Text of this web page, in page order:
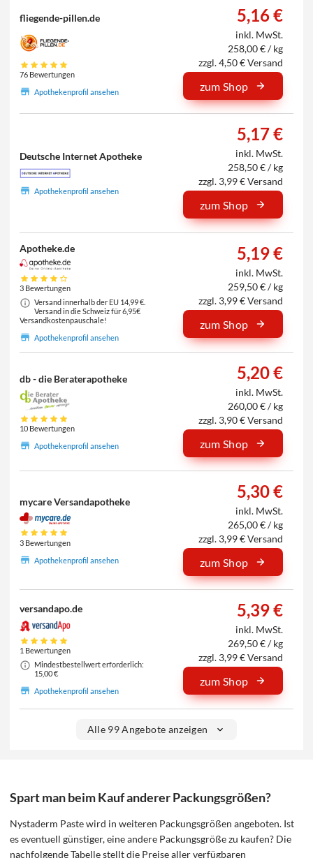
fliegende-pillen.de
76 Bewertungen
Apothekenprofil ansehen
5,16 €
inkl. MwSt.
258,00 € / kg
zzgl. 4,50 € Versand
zum Shop
Deutsche Internet Apotheke
Apothekenprofil ansehen
5,17 €
inkl. MwSt.
258,50 € / kg
zzgl. 3,99 € Versand
zum Shop
Apotheke.de
3 Bewertungen
Versand innerhalb der EU 14,99 €.
Versand in die Schweiz für 6,95€
Versandkostenpauschale!
Apothekenprofil ansehen
5,19 €
inkl. MwSt.
259,50 € / kg
zzgl. 3,99 € Versand
zum Shop
db - die Beraterapotheke
10 Bewertungen
Apothekenprofil ansehen
5,20 €
inkl. MwSt.
260,00 € / kg
zzgl. 3,90 € Versand
zum Shop
mycare Versandapotheke
3 Bewertungen
Apothekenprofil ansehen
5,30 €
inkl. MwSt.
265,00 € / kg
zzgl. 3,99 € Versand
zum Shop
versandapo.de
1 Bewertungen
Mindestbestellwert erforderlich:
15,00 €
Apothekenprofil ansehen
5,39 €
inkl. MwSt.
269,50 € / kg
zzgl. 3,99 € Versand
zum Shop
Alle 99 Angebote anzeigen
Spart man beim Kauf anderer Packungsgrößen?
Nystaderm Paste wird in weiteren Packungsgrößen angeboten. Ist
es eventuell günstiger, eine andere Packungsgröße zu kaufen? Die
nachfolgende Tabelle stellt die Preise aller verfügbaren